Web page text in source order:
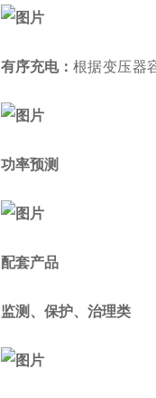
有序充电： 根据变压器
功率预测
配套产品
监测、保护、治理类